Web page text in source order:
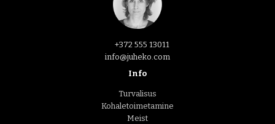
+372 555 13011
info@juheko.com
Info
Turvalisus
Kohaletoimetamine
Meist